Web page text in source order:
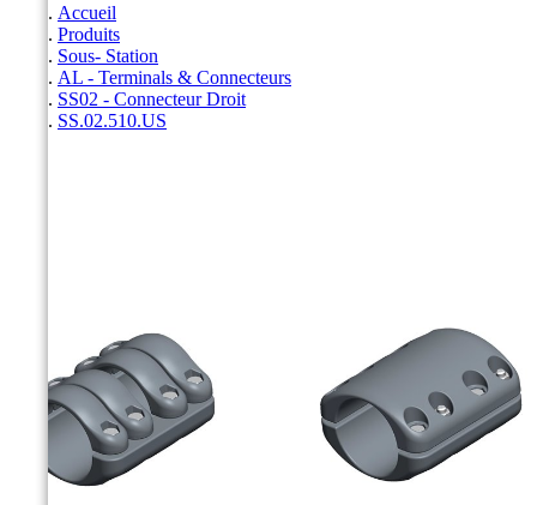
Accueil
Produits
Sous- Station
AL - Terminals & Connecteurs
SS02 - Connecteur Droit
SS.02.510.US